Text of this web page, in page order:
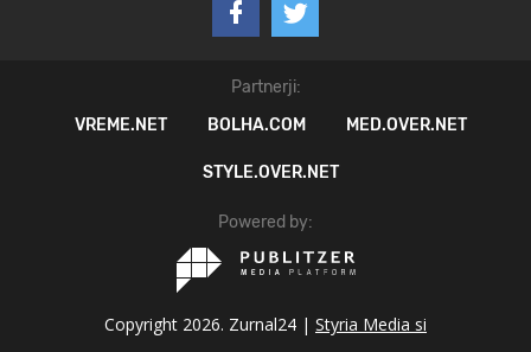
Partnerji:
VREME.NET
BOLHA.COM MED.OVER.NET
STYLE.OVER.NET
Powered by:
Copyright 2026. Zurnal24 | Styria Media si